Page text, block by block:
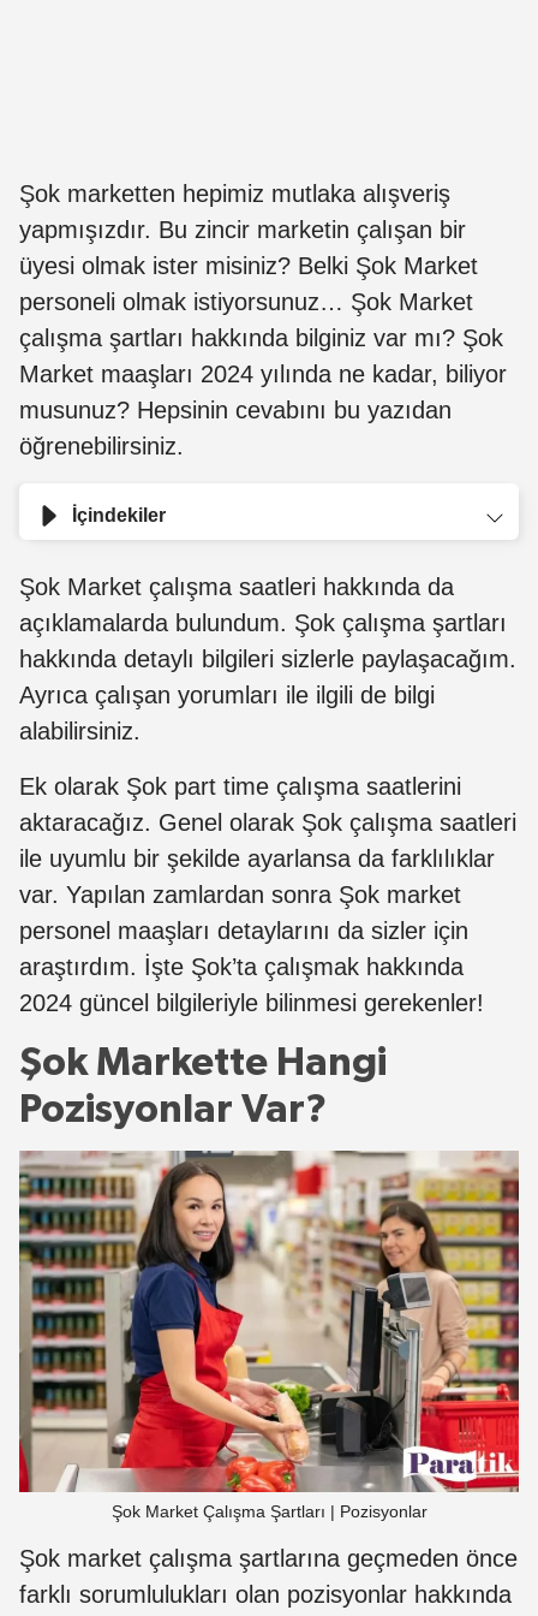
Şok marketten hepimiz mutlaka alışveriş
yapmışızdır. Bu zincir marketin çalışan bir
üyesi olmak ister misiniz? Belki Şok Market
personeli olmak istiyorsunuz… Şok Market
çalışma şartları hakkında bilginiz var mı? Şok
Market maaşları 2024 yılında ne kadar, biliyor
musunuz? Hepsinin cevabını bu yazıdan
öğrenebilirsiniz.
İçindekiler
Şok Market çalışma saatleri hakkında da
açıklamalarda bulundum. Şok çalışma şartları
hakkında detaylı bilgileri sizlerle paylaşacağım.
Ayrıca çalışan yorumları ile ilgili de bilgi
alabilirsiniz.
Ek olarak Şok part time çalışma saatlerini
aktaracağız. Genel olarak Şok çalışma saatleri
ile uyumlu bir şekilde ayarlansa da farklılıklar
var. Yapılan zamlardan sonra Şok market
personel maaşları detaylarını da sizler için
araştırdım. İşte Şok’ta çalışmak hakkında
2024 güncel bilgileriyle bilinmesi gerekenler!
Şok Markette Hangi
Pozisyonlar Var?
Şok Market Çalışma Şartları | Pozisyonlar
Şok market çalışma şartlarına geçmeden önce
farklı sorumlulukları olan pozisyonlar hakkında